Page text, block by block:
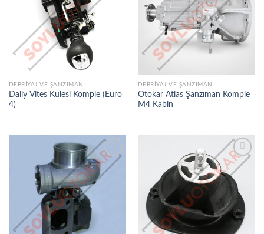
İSTEK
LISTEME
EKLE
DEBRIYAJ VE ŞANZIMAN
Daily Vites Kulesi Komple (Euro
4)
İSTEK
LISTEME
EKLE
DEBRIYAJ VE ŞANZIMAN
Otokar Atlas Şanzıman Komple
M4 Kabin
İSTEK
LISTEME
EKLE
İSTEK
LISTEME
EKLE